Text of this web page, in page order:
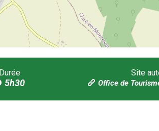
Durée
5h30
Site
Office de